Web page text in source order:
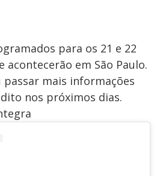
para os 21 e 22
acontecerão em São Paulo.
mais informações
nos próximos dias.